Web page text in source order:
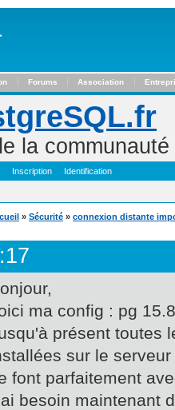
Forums Association
la
Inscription Identification
» Sécurité » connexion distante
ma config : pg
présent toutes
sur le
font parfaitement
besoin maintenant